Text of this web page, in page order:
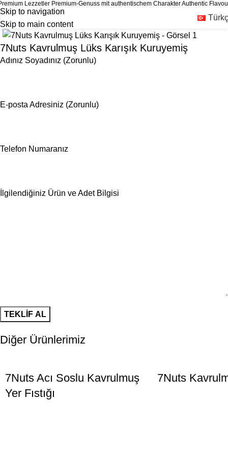
Skip to navigation
Skip to main content
Lezzetler Premium-Genuss mit authentischem CharakterAuthentic
7Nuts Kavrulmuş Lüks Karışık Kuruyemiş
Adınız Soyadınız (Zorunlu)
E-posta Adresiniz (Zorunlu)
Telefon Numaranız
İlgilendiğiniz Ürün ve Adet Bilgisi
Diğer Ürünlerimiz
7Nuts Acı Soslu Kavrulmuş
Yer Fıstığı
7Nuts